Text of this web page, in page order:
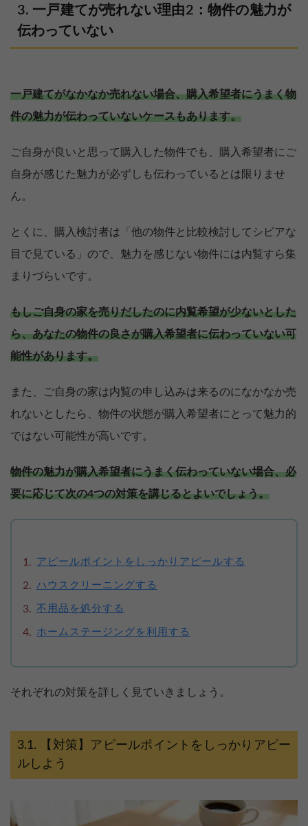
一戸建てが売れない理由2：物件の魅力が
伝わっていない
一戸建てがなかなか売れない場合、購入希望者にうまく物
件の魅力が伝わっていないケースもあります。
ご自身が良いと思って購入した物件でも、購入希望者にご
自身が感じた魅力が必ずしも伝わっているとは限りませ
ん。
とくに、購入検討者は「他の物件と比較検討してシビアな
目で見ている」ので、魅力を感じない物件には内覧すら集
まりづらいです。
もしご自身の家を売りだしたのに内覧希望が少ないとした
ら、あなたの物件の良さが購入希望者に伝わっていない可
能性があります。
また、ご自身の家は内覧の申し込みは来るのになかなか売
れないとしたら、物件の状態が購入希望者にとって魅力的
ではない可能性が高いです。
物件の魅力が購入希望者にうまく伝わっていない場合、必
要に応じて次の4つの対策を講じるとよいでしょう。
アピールポイントをしっかりアピールする
ハウスクリーニングする
不用品を処分する
ホームステージングを利用する
それぞれの対策を詳しく見ていきましょう。
【対策】アピールポイントをしっかりアピー
ルしよう